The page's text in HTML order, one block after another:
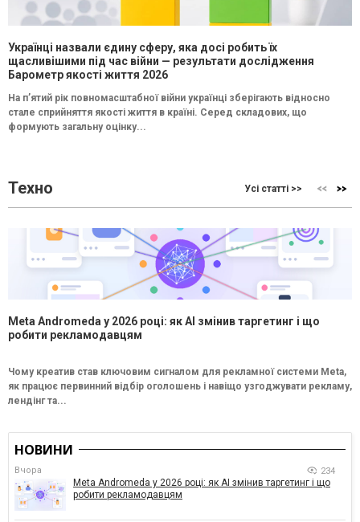
Українці назвали єдину сферу, яка досі робить їх
щасливішими під час війни — результати дослідження
Барометр якості життя 2026
На п’ятий рік повномасштабної війни українці зберігають відносно
стале сприйняття якості життя в країні. Серед складових, що
формують загальну оцінку...
Техно Усі статті >>
Meta Andromeda у 2026 році: як AI змінив таргетинг і що
робити рекламодавцям
Чому креатив став ключовим сигналом для рекламної системи Meta,
як працює первинний відбір оголошень і навіщо узгоджувати рекламу,
лендінг та...
НОВИНИ
Вчора 234
Meta Andromeda у 2026 році: як AI змінив таргетинг і що
робити рекламодавцям